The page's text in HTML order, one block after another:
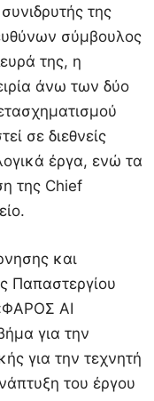
της
σύμβουλος
της, η
άνω των δύο
σε διεθνείς
έργα, ενώ τα
της Chief
και
Παπαστεργίου
AI
για την
για την τεχνητή
του έργου